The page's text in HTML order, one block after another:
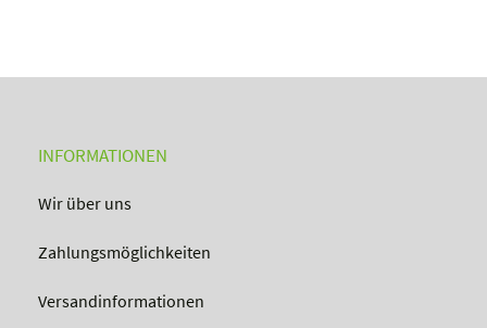
INFORMATIONEN
Wir über uns
Zahlungsmöglichkeiten
Versandinformationen